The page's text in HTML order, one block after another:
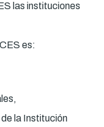
las instituciones
es:
la Institución